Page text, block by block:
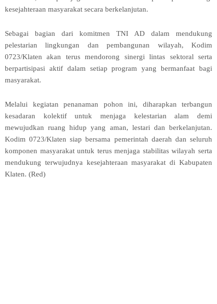
kesejahteraan masyarakat secara berkelanjutan.
Sebagai bagian dari komitmen TNI AD dalam mendukung
pelestarian lingkungan dan pembangunan wilayah, Kodim
0723/Klaten akan terus mendorong sinergi lintas sektoral serta
berpartisipasi aktif dalam setiap program yang bermanfaat bagi
masyarakat.
Melalui kegiatan penanaman pohon ini, diharapkan terbangun
kesadaran kolektif untuk menjaga kelestarian alam demi
mewujudkan ruang hidup yang aman, lestari dan berkelanjutan.
Kodim 0723/Klaten siap bersama pemerintah daerah dan seluruh
komponen masyarakat untuk terus menjaga stabilitas wilayah serta
mendukung terwujudnya kesejahteraan masyarakat di Kabupaten
Klaten. (Red)